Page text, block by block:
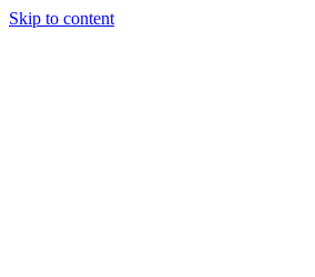
Skip to content